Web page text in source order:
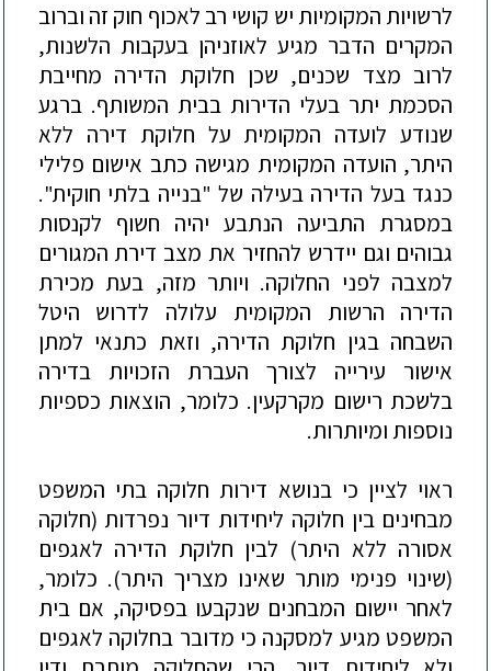
לרשויות המקומיות יש קושי רב לאכוף חוק זה וברוב
המקרים הדבר מגיע לאוזניהן בעקבות הלשנות,
לרוב מצד שכנים, שכן חלוקת הדירה מחייבת
הסכמת יתר בעלי הדירות בבית המשותף. ברגע
שנודע לועדה המקומית על חלוקת דירה ללא
היתר, הועדה המקומית מגישה כתב אישום פלילי
כנגד בעל הדירה בעילה של "בנייה בלתי חוקית".
במסגרת התביעה הנתבע יהיה חשוף לקנסות
גבוהים וגם יידרש להחזיר את מצב דירת המגורים
למצבה לפני החלוקה. ויותר מזה, בעת מכירת
הדירה הרשות המקומית עלולה לדרוש היטל
השבחה בגין חלוקת הדירה, וזאת כתנאי למתן
אישור עירייה לצורך העברת הזכויות בדירה
בלשכת רישום מקרקעין. כלומר, הוצאות כספיות
נוספות ומיותרות.
ראוי לציין כי בנושא דירות חלוקה בתי המשפט
מבחינים בין חלוקה ליחידות דיור נפרדות (חלוקה
אסורה ללא היתר) לבין חלוקת הדירה לאגפים
(שינוי פנימי מותר שאינו מצריך היתר). כלומר,
לאחר יישום המבחנים שנקבעו בפסיקה, אם בית
המשפט מגיע למסקנה כי מדובר בחלוקה לאגפים